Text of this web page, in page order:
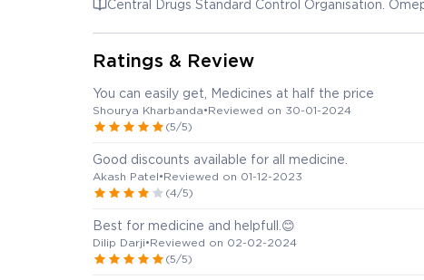
Central Drugs Standard Control Organisation.
Ratings & Review
You can easily get, Medicines at half the price
Shourya Kharbanda•Reviewed on 30-01-2024
(5/5)
Good discounts available for all medicine.
Akash Patel•Reviewed on 01-12-2023
(4/5)
Best for medicine and helpfull.😊
Dilip Darji•Reviewed on 02-02-2024
(5/5)